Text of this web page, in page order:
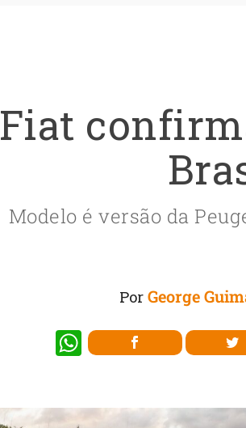
Fiat
Modelo é versão da
Por George
W